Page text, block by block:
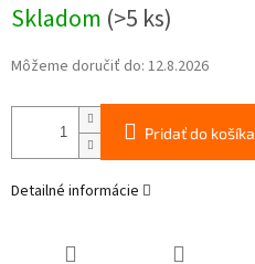
cena:
Skladom (>5 ks)
Môžeme doručiť do: 12.8.2026
Pridať do košíka
Detailné informácie